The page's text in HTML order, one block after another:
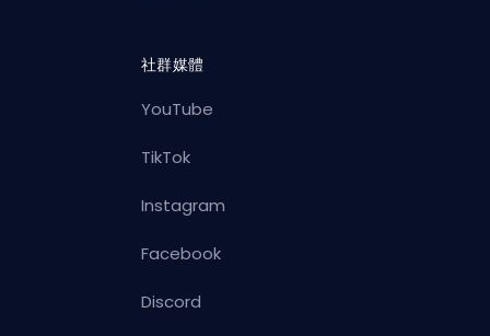
社群媒體
YouTube
TikTok
Instagram
Facebook
Discord